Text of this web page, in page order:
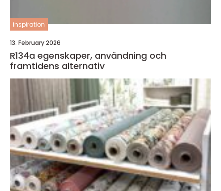
inspiration
13. February 2026
R134a egenskaper, användning och
framtidens alternativ